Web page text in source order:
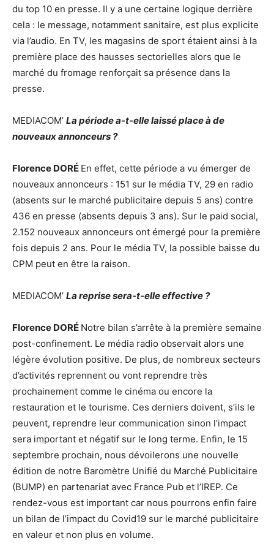
du top 10 en presse. Il y a une certaine logique derrière
cela : le message, notamment sanitaire, est plus explicite
via l’audio. En TV, les magasins de sport étaient ainsi à la
première place des hausses sectorielles alors que le
marché du fromage renforçait sa présence dans la
presse.
MEDIACOM’ La période a-t-elle laissé place à de
nouveaux annonceurs ?
Florence DORÉ En effet, cette période a vu émerger de
nouveaux annonceurs : 151 sur le média TV, 29 en radio
(absents sur le marché publicitaire depuis 5 ans) contre
436 en presse (absents depuis 3 ans). Sur le paid social,
2.152 nouveaux annonceurs ont émergé pour la première
fois depuis 2 ans. Pour le média TV, la possible baisse du
CPM peut en être la raison.
MEDIACOM’ La reprise sera-t-elle effective ?
Florence DORÉ Notre bilan s’arrête à la première semaine
post-confinement. Le média radio observait alors une
légère évolution positive. De plus, de nombreux secteurs
d’activités reprennent ou vont reprendre très
prochainement comme le cinéma ou encore la
restauration et le tourisme. Ces derniers doivent, s’ils le
peuvent, reprendre leur communication sinon l’impact
sera important et négatif sur le long terme. Enfin, le 15
septembre prochain, nous dévoilerons une nouvelle
édition de notre Baromètre Unifié du Marché Publicitaire
(BUMP) en partenariat avec France Pub et l’IREP. Ce
rendez-vous est important car nous pourrons enfin faire
un bilan de l’impact du Covid19 sur le marché publicitaire
en valeur et non plus en volume.